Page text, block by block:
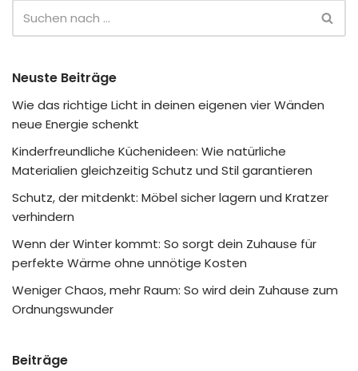
Neuste Beiträge
Wie das richtige Licht in deinen eigenen vier Wänden
neue Energie schenkt
Kinderfreundliche Küchenideen: Wie natürliche
Materialien gleichzeitig Schutz und Stil garantieren
Schutz, der mitdenkt: Möbel sicher lagern und Kratzer
verhindern
Wenn der Winter kommt: So sorgt dein Zuhause für
perfekte Wärme ohne unnötige Kosten
Weniger Chaos, mehr Raum: So wird dein Zuhause zum
Ordnungswunder
Beiträge